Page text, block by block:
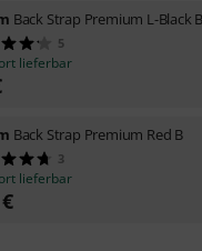
Back Strap Premium L-Black B
5
lieferbar
Back Strap Premium Red B
3
lieferbar
€